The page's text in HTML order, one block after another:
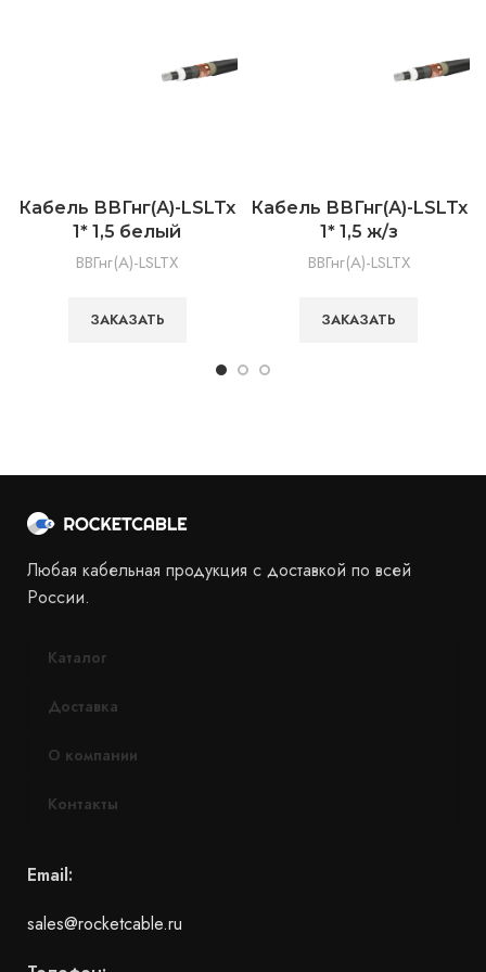
Кабель ВВГнг(А)-LSLTx
1* 1,5 белый
ВВГнг(А)-LSLTX
ЗАКАЗАТЬ
Кабель ВВГнг(А)-LSLTx
1* 1,5 ж/з
ВВГнг(А)-LSLTX
ЗАКАЗАТЬ
Любая кабельная продукция с доставкой по всей
России.
Каталог
Доставка
О компании
Контакты
Email:
sales@rocketcable.ru